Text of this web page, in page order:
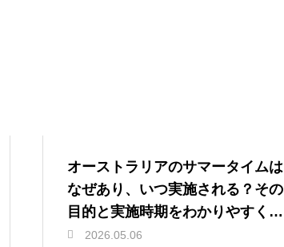
オーストラリアのサマータイムは
なぜあり、いつ実施される？その
目的と実施時期をわかりやすく解
説
2026.05.06